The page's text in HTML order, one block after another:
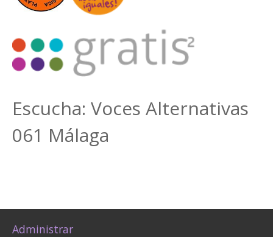
Escucha: Voces Alternativas
061 Málaga
Administrar